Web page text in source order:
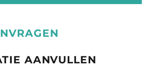
AANVULLEN